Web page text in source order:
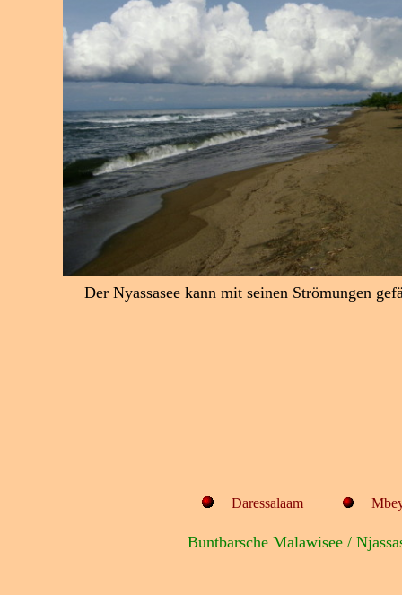
Der Nyassasee kann mit seinen Strömungen
Daressalaam
Buntbarsche Malawisee /